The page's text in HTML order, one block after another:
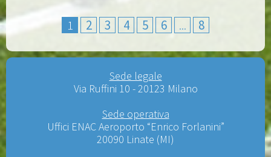
1 2 3 4 5 6 ... 8
Sede legale
Via Ruffini 10 - 20123 Milano
Sede operativa
Uffici ENAC Aeroporto “Enrico Forlanini”
20090 Linate (MI)